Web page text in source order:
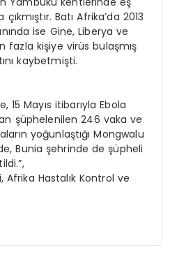
Batı Afrika’da 2013
ise Gine, Liberya ve
fazla kişiye virüs bulaşmış
kaybetmişti.
15 Mayıs itibarıyla Ebola
şüphelenilen 246 vaka ve
yoğunlaştığı Mongwalu
Bunia şehrinde de şüpheli
Afrika Hastalık Kontrol ve